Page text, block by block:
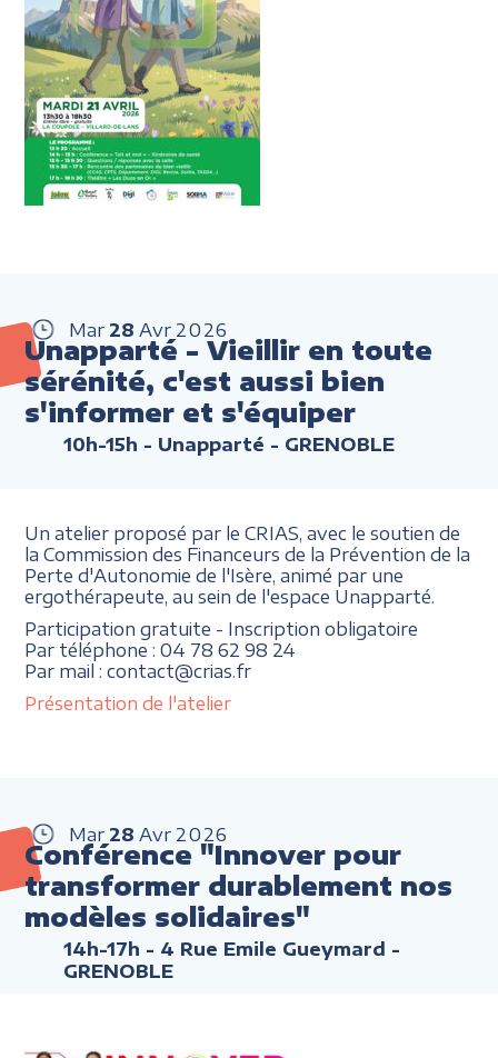
Mar 28 Avr 2026
Unapparté - Vieillir en toute
sérénité, c'est aussi bien
s'informer et s'équiper
10h-15h - Unapparté - GRENOBLE
Un atelier proposé par le CRIAS, avec le soutien de
la Commission des Financeurs de la Prévention de la
Perte d'Autonomie de l'Isère, animé par une
ergothérapeute, au sein de l'espace Unapparté.
Participation gratuite - Inscription obligatoire
Par téléphone : 04 78 62 98 24
Par mail : contact@crias.fr
Présentation de l'atelier
Mar 28 Avr 2026
Conférence "Innover pour
transformer durablement nos
modèles solidaires"
14h-17h - 4 Rue Emile Gueymard -
GRENOBLE